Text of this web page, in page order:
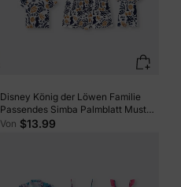
Disney König der Löwen Familie
Passendes Simba Palmblatt Muster
Colorblock Kleid/Oberteil/Strampler
Von $13.99